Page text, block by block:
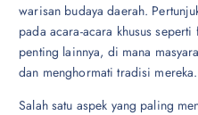
warisan budaya daerah.
pada acara-acara khusus
penting lainnya, di mana
dan menghormati tradisi mereka.
Salah satu aspek yang paling